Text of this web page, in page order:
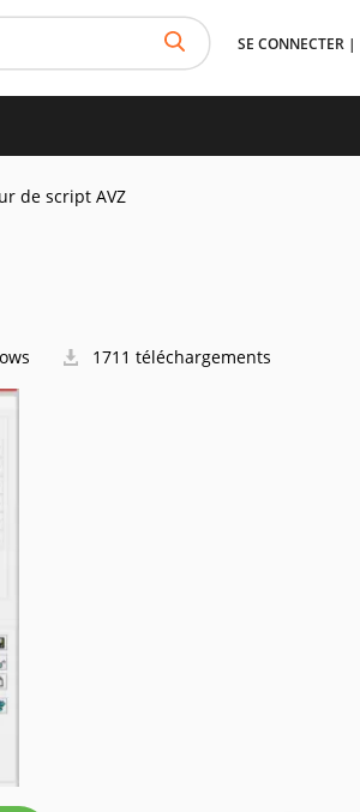
SE CONNECTER |
de script AVZ
1711 téléchargements